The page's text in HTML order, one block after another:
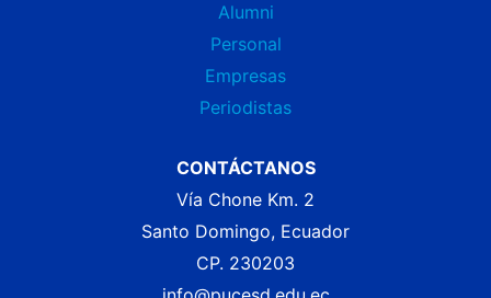
Alumni
Personal
Empresas
Periodistas
CONTÁCTANOS
Vía Chone Km. 2
Santo Domingo, Ecuador
CP. 230203